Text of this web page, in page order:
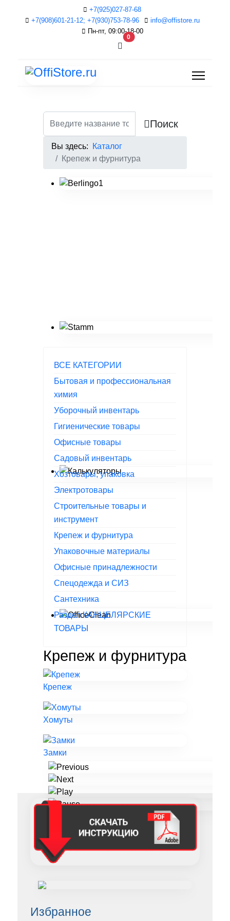
+7(925)027-87-68
+7(908)601-21-12; +7(930)753-78-96
info@offistore.ru
Пн-пт, 09:00-18-00
0В корзину
Поиск
Вы здесь:
Каталог
Крепеж и фурнитура
ВСЕ КАТЕГОРИИ
Бытовая и профессиональная
химия
Уборочный инвентарь
Гигиенические товары
Офисные товары
Садовый инвентарь
Хозтовары, упаковка
Электротовары
Строительные товары и
инструмент
Крепеж и фурнитура
Упаковочные материалы
Офисные принадлежности
Спецодежда и СИЗ
Сантехника
Раздел КАНЦЕЛЯРСКИЕ
ТОВАРЫ
Крепеж и фурнитура
Крепеж
Хомуты
Замки
Избранное